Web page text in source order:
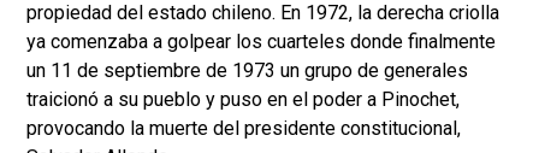
propiedad del estado chileno. En 1972, la derecha criolla
ya comenzaba a golpear los cuarteles donde finalmente
un 11 de septiembre de 1973 un grupo de generales
traicionó a su pueblo y puso en el poder a Pinochet,
provocando la muerte del presidente constitucional,